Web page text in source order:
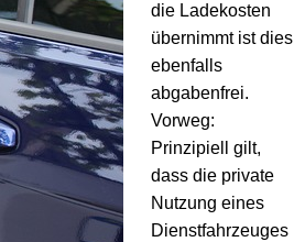
die Ladekosten
übernimmt ist dies
ebenfalls
abgabenfrei.
Vorweg:
Prinzipiell gilt,
dass die private
Nutzung eines
Dienstfahrzeuges